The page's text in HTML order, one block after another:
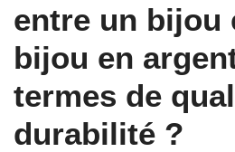
entre un bijou
bijou en
termes de
durabilité ?